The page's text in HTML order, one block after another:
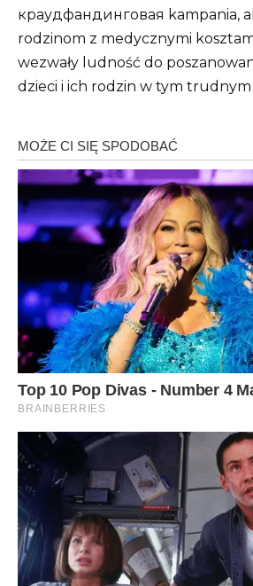
краудфандинговая kampania,
rodzinom z medycznymi
wezwały ludność do
dzieci i ich rodzin w tym trudnym